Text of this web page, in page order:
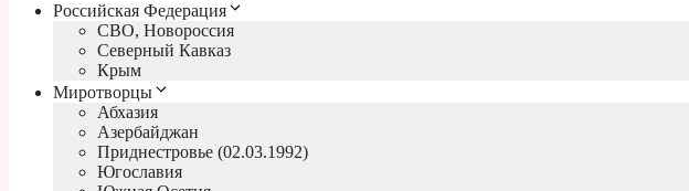
Российская Федерация
СВО, Новороссия
Северный Кавказ
Крым
Миротворцы
Абхазия
Азербайджан
Приднестровье (02.03.1992)
Югославия